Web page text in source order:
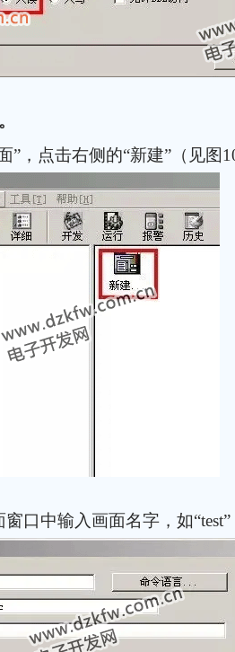
”，点击右侧的“新建”（见图
口中输入画面名字，如